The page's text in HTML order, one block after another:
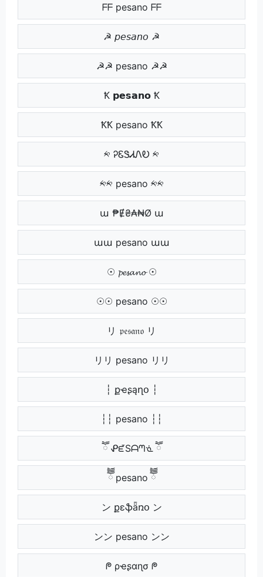
ᖴᖴ pesano ᖴᖴ
☭ 𝘱𝘦𝘴𝘢𝘯𝘰 ☭
☭☭ pesano ☭☭
Ꝁ 𝗽𝗲𝘀𝗮𝗻𝗼 Ꝁ
ꝀꝀ pesano ꝀꝀ
༱ ᎮᏋᏕᏗᏁᎧ ༱
༱༱ pesano ༱༱
ա ₱Ɇ₴₳₦Ø ա
աա pesano աա
☉ 𝓹𝓮𝓼𝓪𝓷𝓸 ☉
☉☉ pesano ☉☉
リ 𝔭𝔢𝔰𝔞𝔫𝔬 リ
リリ pesano リリ
┆ քҽʂąղօ ┆
┆┆ pesano ┆┆
ཽ ᕵᘿSᗩᘉᓍ ཽ
ཽཽ pesano ཽཽ
ン քɛֆǟռօ ン
ンン pesano ンン
ᖘ ρҽʂαɳσ ᖘ